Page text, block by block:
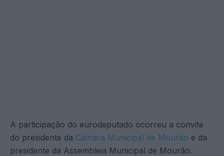
A participação do eurodeputado ocorreu a convite
do presidente da Câmara Municipal de Mourão e da
presidente da Assembleia Municipal de Mourão.